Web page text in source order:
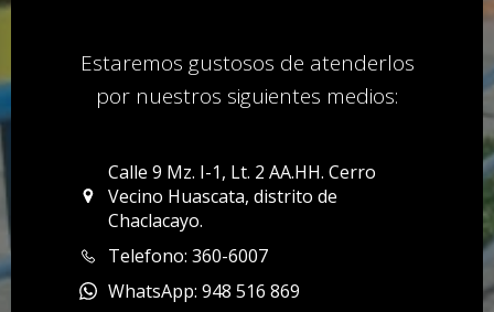
Estaremos gustosos de atenderlos
por nuestros siguientes medios:
Calle 9 Mz. I-1, Lt. 2 AA.HH. Cerro
Vecino Huascata, distrito de
Chaclacayo.
Telefono: 360-6007
WhatsApp: 948 516 869